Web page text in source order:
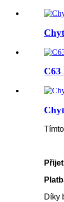
C63
Díky